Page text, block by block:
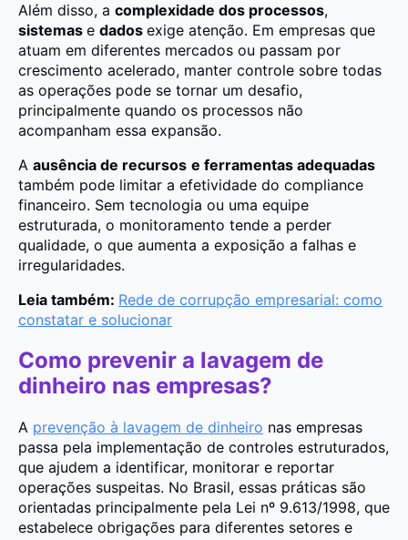
Além disso, a complexidade dos processos,
sistemas e dados exige atenção. Em empresas que
atuam em diferentes mercados ou passam por
crescimento acelerado, manter controle sobre todas
as operações pode se tornar um desafio,
principalmente quando os processos não
acompanham essa expansão.
A ausência de recursos e ferramentas adequadas
também pode limitar a efetividade do compliance
financeiro. Sem tecnologia ou uma equipe
estruturada, o monitoramento tende a perder
qualidade, o que aumenta a exposição a falhas e
irregularidades.
Leia também: Rede de corrupção empresarial: como
constatar e solucionar
Como prevenir a lavagem de
dinheiro nas empresas?
A prevenção à lavagem de dinheiro nas empresas
passa pela implementação de controles estruturados,
que ajudem a identificar, monitorar e reportar
operações suspeitas. No Brasil, essas práticas são
orientadas principalmente pela Lei nº 9.613/1998, que
estabelece obrigações para diferentes setores e